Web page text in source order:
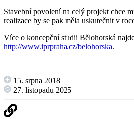
Stavební povolení na celý projekt chce
realizace by se pak měla uskutečnit v
Více o koncepční studii Bělohorská
http://www.iprpraha.cz/belohorska.
15. srpna 2018
27. listopadu 2025